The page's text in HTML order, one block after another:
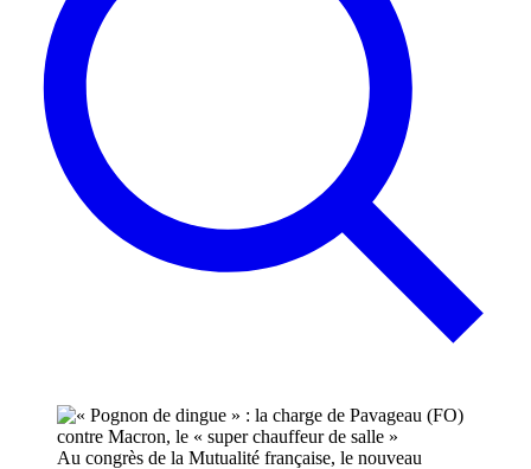
Au congrès de la Mutualité française, le nouveau